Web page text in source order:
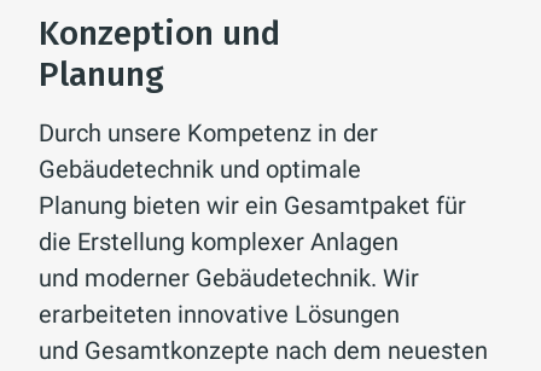
Konzeption und
Planung
Durch unsere Kompetenz in der
Gebäudetechnik und optimale
Planung bieten wir ein Gesamtpaket für
die Erstellung komplexer Anlagen
und moderner Gebäudetechnik. Wir
erarbeiteten innovative Lösungen
und Gesamtkonzepte nach dem neuesten